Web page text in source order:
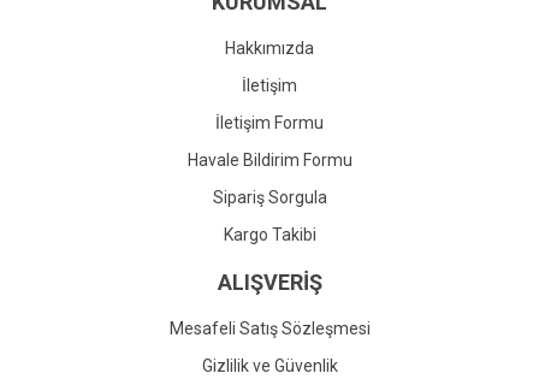
Gönder
Hakkımızda
İletişim
İletişim Formu
Havale Bildirim Formu
Sipariş Sorgula
Kargo Takibi
ALIŞVERİŞ
Mesafeli Satış Sözleşmesi
Gizlilik ve Güvenlik